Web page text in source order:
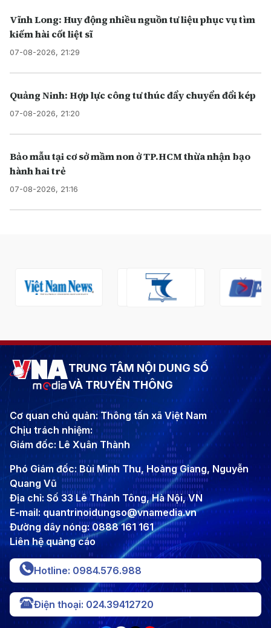
Vĩnh Long: Huy động nhiều nguồn tư liệu phục vụ tìm
kiếm hài cốt liệt sĩ
07-08-2026, 21:29
Quảng Ninh: Hợp lực công tư thúc đẩy chuyển đổi kép
07-08-2026, 21:20
Bảo mẫu tại cơ sở mầm non ở TP.HCM thừa nhận bạo
hành hai trẻ
07-08-2026, 21:16
TRUNG TÂM NỘI DUNG SỐ
VÀ TRUYỀN THÔNG
Cơ quan chủ quản: Thông tấn xã Việt Nam
Chịu trách nhiệm:
Giám đốc: Lê Xuân Thành
Phó Giám đốc: Bùi Minh Thu, Hoàng Giang, Nguyễn
Quang Vũ
Địa chỉ: Số 33 Lê Thánh Tông, Hà Nội, VN
E-mail: quantrinoidungso@vnamedia.vn
Đường dây nóng: 0888 161 161
Liên hệ quảng cáo
Hotline: 0984.576.988
Điện thoại: 024.39412720